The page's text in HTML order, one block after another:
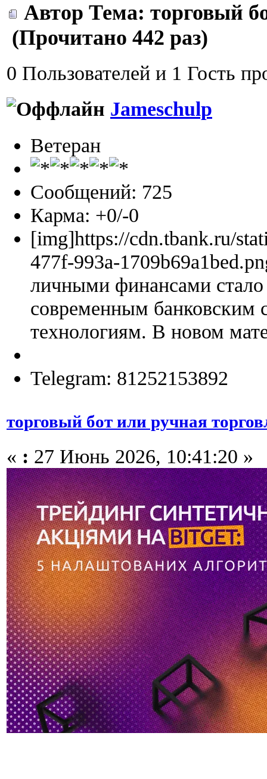
Автор Тема: торговый
(Прочитано 442 раз)
0 Пользователей и 1 Гость
Jameschulp
Ветеран
Сообщений: 725
Карма: +0/-0
[img]https://cdn.tbank.ru/
477f-993a-
личными финансами
современным банковским
технологиям. В новом
Telegram: 81252153892
торговый бот или ручная
« : 27 Июнь 2026, 10:41:20 »